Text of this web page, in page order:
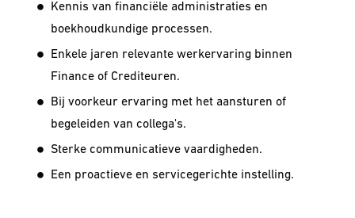
Kennis van financiële administraties en
boekhoudkundige processen.
Enkele jaren relevante werkervaring binnen
Finance of Crediteuren.
Bij voorkeur ervaring met het aansturen of
begeleiden van collega's.
Sterke communicatieve vaardigheden.
Een proactieve en servicegerichte instelling.